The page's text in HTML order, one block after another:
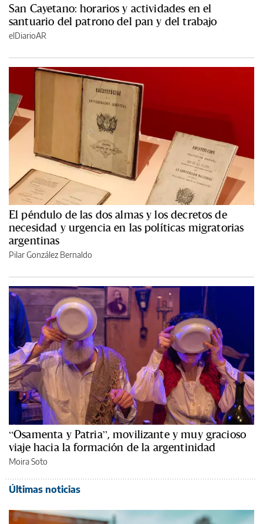
San Cayetano: horarios y actividades en el
santuario del patrono del pan y del trabajo
elDiarioAR
El péndulo de las dos almas y los decretos de
necesidad y urgencia en las políticas migratorias
argentinas
Pilar González Bernaldo
“Osamenta y Patria”, movilizante y muy gracioso
viaje hacia la formación de la argentinidad
Moira Soto
Últimas noticias